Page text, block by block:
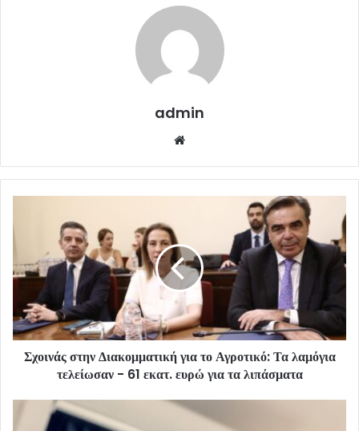
admin
Σχοινάς στην Διακομματική για το Αγροτικό: Τα λαμόγια
τελείωσαν - 61 εκατ. ευρώ για τα λιπάσματα